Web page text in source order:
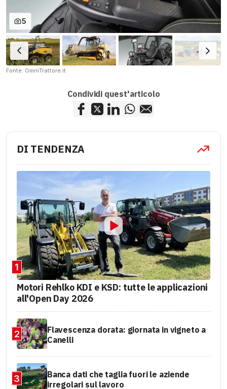
5
Fonte: OmniTrattore.it
Condividi quest'articolo
DI TENDENZA
1
Motori Rehlko KDI e KSD: tutte le applicazioni
all'Open Day 2026
2
Flavescenza dorata: giornata in vigneto a
Canelli
3
Banca dati che taglia fuori le aziende
irregolari sul lavoro